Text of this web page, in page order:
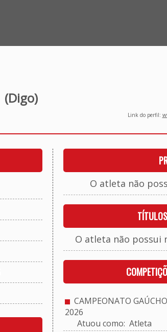
(Digo)
Link do perfil:
O atleta não
O atleta não possui
CAMPEONATO
2026
Atuou como: Atleta